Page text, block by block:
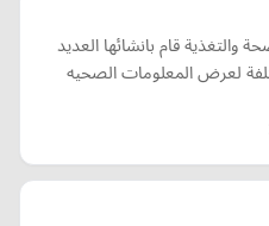
والتغذية قام بانشائها العديد
لعرض المعلومات الصحيه